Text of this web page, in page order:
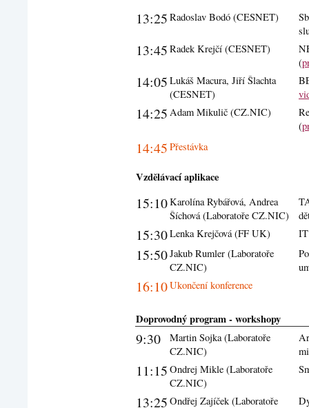
13:25 Radoslav Bodó (CESNET)
13:45 Radek Krejčí (CESNET)
(
14:05 Lukáš Macura, Jiří Šlachta
(CESNET)
14:25 Adam Mikulič (CZ.NIC)
(
14:45 Přestávka
Vzdělávací aplikace
15:10Karolína Rybářová, Andrea
Šíchová (Laboratoře CZ.NIC)
15:30Lenka Krejčová (FF UK)
15:50Jakub Rumler (Laboratoře
CZ.NIC)
16:10Ukončení konference
Doprovodný program - workshopy
9:30
Martin Sojka (Laboratoře
CZ.NIC)
11:15 Ondrej Mikle (Laboratoře
CZ.NIC)
13:25 Ondřej Zajíček (Laboratoře